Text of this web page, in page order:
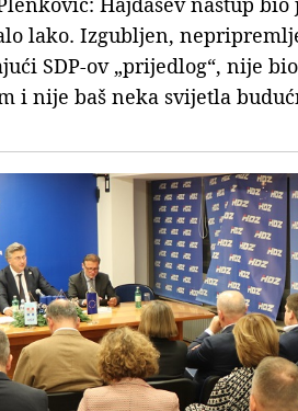
lako. Izgubljen,
SDP-ov „prijedlog“, nije
i nije baš neka svijetla